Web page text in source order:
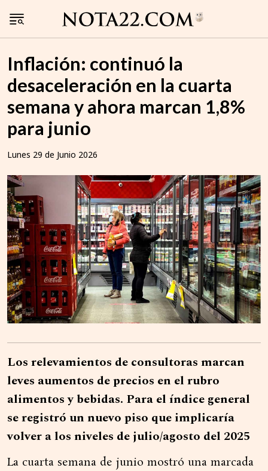
Inflación: continuó la
desaceleración en la cuarta
semana y ahora marcan 1,8%
para junio
Lunes 29 de Junio 2026
Los relevamientos de consultoras marcan
leves aumentos de precios en el rubro
alimentos y bebidas. Para el índice general
se registró un nuevo piso que implicaría
volver a los niveles de julio/agosto del 2025
La cuarta semana de junio mostró una marcada